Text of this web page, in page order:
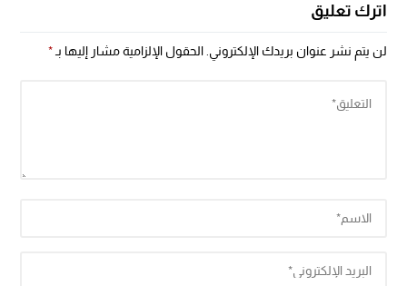
اترك تعليق
لن يتم نشر عنوان بريدك الإلكتروني. الحقول الإلزامية مشار إليها بـ*